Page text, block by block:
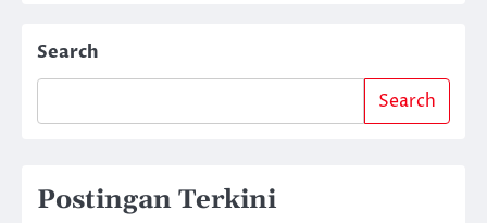
Search
Search
Postingan Terkini